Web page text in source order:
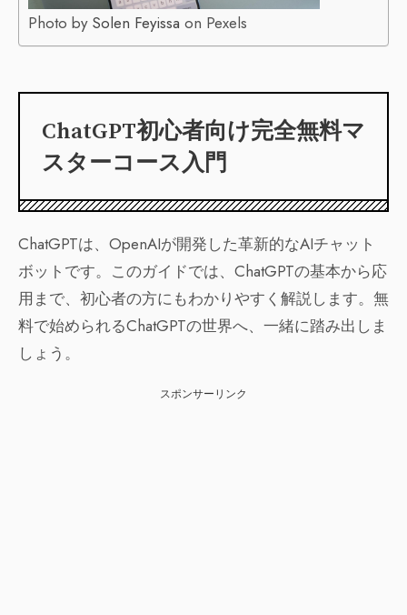
Photo by Solen Feyissa on Pexels
ChatGPT初心者向け完全無料マ
スターコース入門
ChatGPTは、OpenAIが開発した革新的なAIチャット
ボットです。このガイドでは、ChatGPTの基本から応
用まで、初心者の方にもわかりやすく解説します。無
料で始められるChatGPTの世界へ、一緒に踏み出しま
しょう。
スポンサーリンク